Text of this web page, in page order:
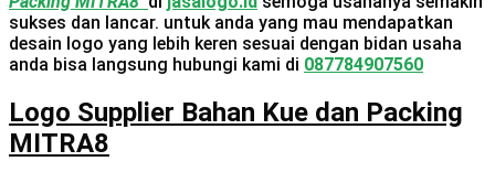
sukses dan lancar. untuk anda yang mau mendapatkan
desain logo yang lebih keren sesuai dengan bidan usaha
anda bisa langsung hubungi kami di 087784907560
Logo Supplier Bahan Kue dan Packing
MITRA8